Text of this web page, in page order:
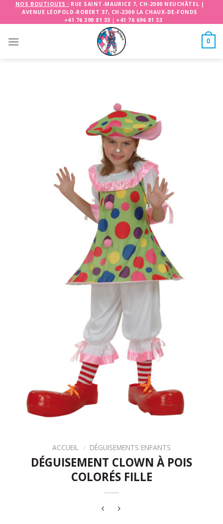
NOS BOUTIQUES : RUE SAINT-MAURICE 7, CH-2000 NEUCHÂTEL |
AVENUE LÉOPOLD-ROBERT 37, CH-2300 LA CHAUX-DE-FONDS
+41 76 390 81 33 | +41 76 696 81 33
0
ACCUEIL / DÉGUISEMENTS ENFANTS
DÉGUISEMENT CLOWN À POIS
COLORÉS FILLE